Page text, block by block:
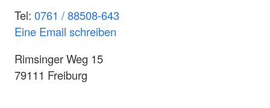
Tel: 0761 / 88508-643
Eine Email schreiben
Rimsinger Weg 15
79111 Freiburg